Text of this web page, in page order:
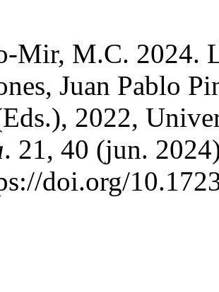
Mir, M.C. 2024.
Juan Pablo
2022,
. 21, 40 (jun.
doi.org/